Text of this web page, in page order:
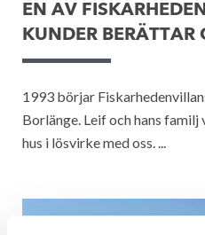
EN AV
KUNDER BERÄTTAR
1993 börjar
Borlänge. Leif och hans
hus i lösvirke med oss. ...